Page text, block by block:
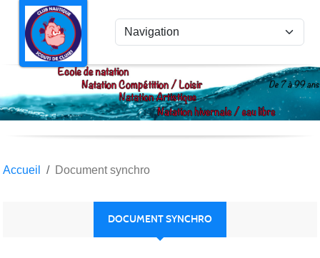
Accueil Document synchro
DOCUMENT SYNCHRO
Panneau de gestion des cookies